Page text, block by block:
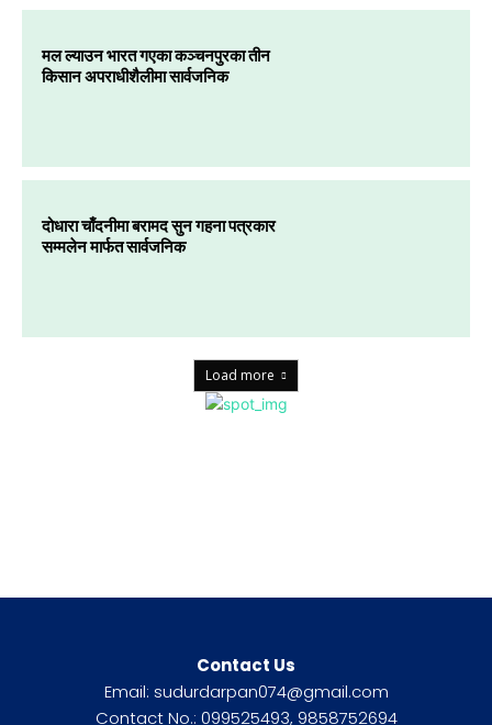
मल ल्याउन भारत गएका कञ्चनपुरका तीन
किसान अपराधीशैलीमा सार्वजनिक
दोधारा चाँदनीमा बरामद सुन गहना पत्रकार
सम्मलेन मार्फत सार्वजनिक
Load more
Contact Us
Email: sudurdarpan074@gmail.com
Contact No.: 099525493, 9858752694